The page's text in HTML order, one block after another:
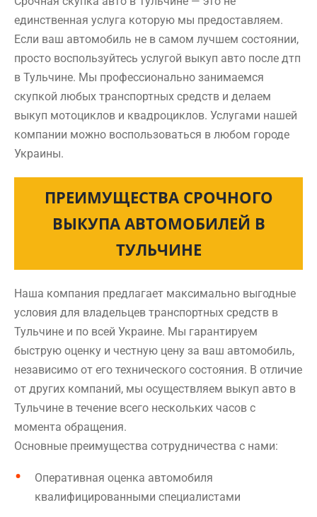
единственная услуга которую мы предоставляем.
Если ваш автомобиль не в самом лучшем состоянии,
просто воспользуйтесь услугой выкуп авто после дтп
в Тульчине. Мы профессионально занимаемся
скупкой любых транспортных средств и делаем
выкуп мотоциклов и квадроциклов. Услугами нашей
компании можно воспользоваться в любом городе
Украины.
ПРЕИМУЩЕСТВА СРОЧНОГО
ВЫКУПА АВТОМОБИЛЕЙ В
ТУЛЬЧИНЕ
Наша компания предлагает максимально выгодные
условия для владельцев транспортных средств в
Тульчине и по всей Украине. Мы гарантируем
быструю оценку и честную цену за ваш автомобиль,
независимо от его технического состояния. В отличие
от других компаний, мы осуществляем выкуп авто в
Тульчине в течение всего нескольких часов с
момента обращения.
Основные преимущества сотрудничества с нами:
Оперативная оценка автомобиля
квалифицированными специалистами